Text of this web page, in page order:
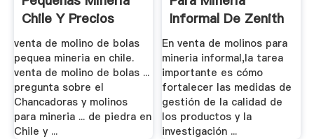
Chile Y Precios
venta de molino de bolas
pequea mineria en chile.
venta de molino de bolas ...
pregunta sobre el
Chancadoras y molinos
para mineria ... de piedra en
Chile y ...
Informal De Zenith
En venta de molinos para
mineria informal,la tarea
importante es cómo
fortalecer las medidas de
gestión de la calidad de
los productos y la
investigación ...